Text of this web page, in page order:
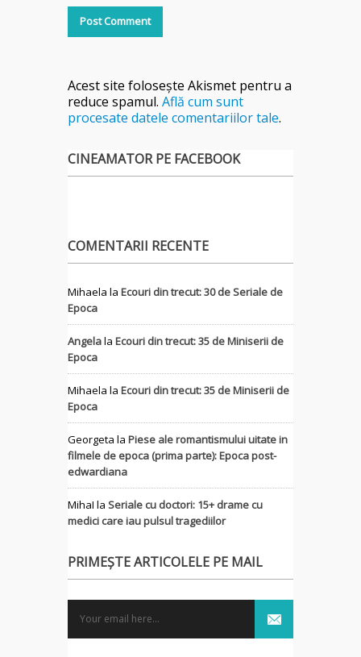
Acest site folosește Akismet pentru a
reduce spamul. Află cum sunt
procesate datele comentariilor tale.
CINEAMATOR PE FACEBOOK
COMENTARII RECENTE
Mihaela la Ecouri din trecut: 30 de Seriale de
Epoca
Angelala Ecouri din trecut: 35 de Miniserii de
Epoca
Mihaela la Ecouri din trecut: 35 de Miniserii de
Epoca
Georgeta la Piese ale romantismului uitate in
filmele de epoca (prima parte): Epoca post-
edwardiana
MihaI la Seriale cu doctori: 15+ drame cu
medici care iau pulsul tragediilor
PRIMEȘTE ARTICOLELE PE MAIL